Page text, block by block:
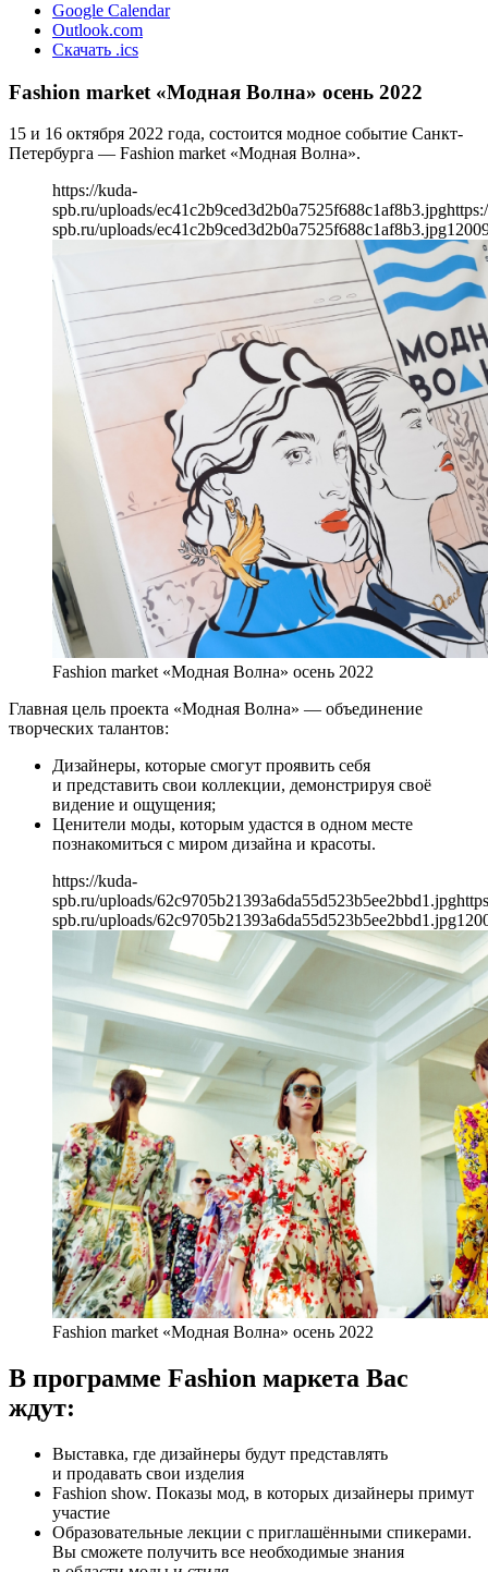
Google Calendar
Outlook.com
Скачать .ics
Fashion market «Модная Волна» осень 2022
15 и 16 октября 2022 года, состоится модное событие Санкт-
Петербурга — Fashion market «Модная Волна».
https://kuda-
spb.ru/uploads/ec41c2b9ced3d2b0a7525f688c1af8b3.jpg
spb.ru/uploads/ec41c2b9ced3d2b0a7525f688c1af8b3.jpg1200
Fashion market «Модная Волна» осень 2022
Главная цель проекта «Модная Волна» — объединение
творческих талантов:
Дизайнеры, которые смогут проявить себя
и представить свои коллекции, демонстрируя своё
видение и ощущения;
Ценители моды, которым удастся в одном месте
познакомиться с миром дизайна и красоты.
https://kuda-
spb.ru/uploads/62c9705b21393a6da55d523b5ee2bbd1.jpg
spb.ru/uploads/62c9705b21393a6da55d523b5ee2bbd1.jpg
Fashion market «Модная Волна» осень 2022
В программе Fashion маркета Вас
ждут:
Выставка, где дизайнеры будут представлять
и продавать свои изделия
Fashion show. Показы мод, в которых дизайнеры примут
участие
Образовательные лекции с приглашёнными спикерами.
Вы сможете получить все необходимые знания